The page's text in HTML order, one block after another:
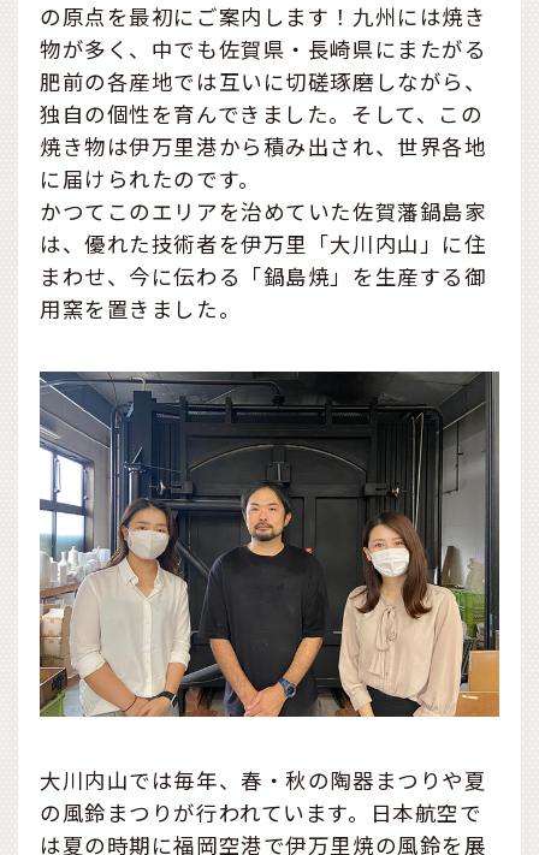
の原点を最初にご案内します！九州には焼き
物が多く、中でも佐賀県・長崎県にまたがる
肥前の各産地では互いに切磋琢磨しながら、
独自の個性を育んできました。そして、この
焼き物は伊万里港から積み出され、世界各地
に届けられたのです。
かつてこのエリアを治めていた佐賀藩鍋島家
は、優れた技術者を伊万里「大川内山」に住
まわせ、今に伝わる「鍋島焼」を生産する御
用窯を置きました。
大川内山では毎年、春・秋の陶器まつりや夏
の風鈴まつりが行われています。日本航空で
は夏の時期に福岡空港で伊万里焼の風鈴を展